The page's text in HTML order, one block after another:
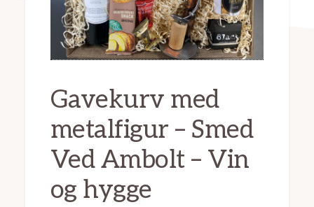
Gavekurv med
metalfigur – Smed
Ved Ambolt – Vin
og hygge